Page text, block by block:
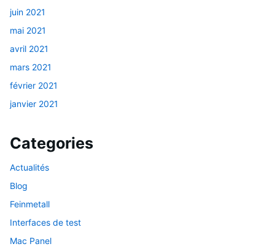
juin 2021
mai 2021
avril 2021
mars 2021
février 2021
janvier 2021
Categories
Actualités
Blog
Feinmetall
Interfaces de test
Mac Panel